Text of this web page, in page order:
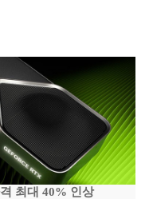
최대 40% 인상